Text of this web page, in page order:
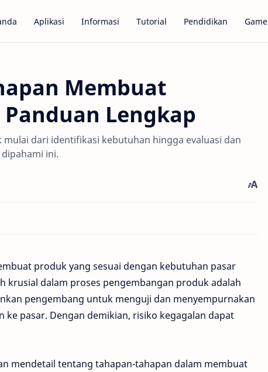
Aplikasi Informasi Tutorial Pendidikan Game
Membuat
Lengkap
dari identifikasi kebutuhan hingga evaluasi dan
ini.
produk yang sesuai dengan kebutuhan pasar
krusial dalam proses pengembangan produk adalah
pengembang untuk menguji dan menyempurnakan
pasar. Dengan demikian, risiko kegagalan dapat
mendetail tentang tahapan-tahapan dalam membuat